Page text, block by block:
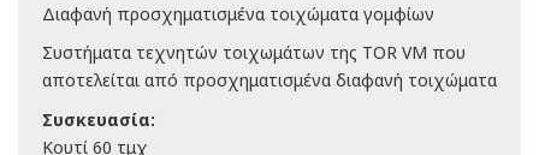
Διαφανή προσχηματισμένα τοιχώματα γομφίων
Συστήματα τεχνητών τοιχωμάτων της TOR VM που
αποτελείται από προσχηματισμένα διαφανή τοιχώματα
Συσκευασία:
Κουτί 60 τμχ